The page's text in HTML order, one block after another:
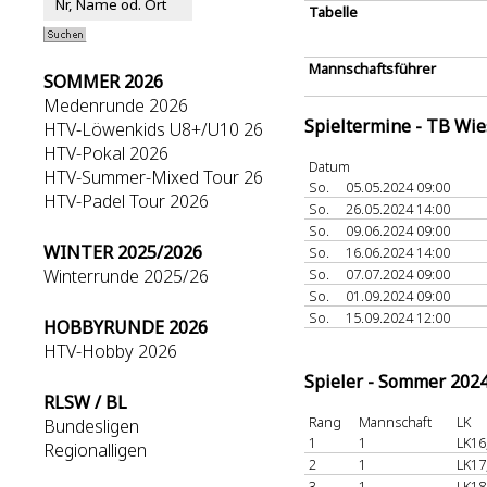
SOMMER 2026
Medenrunde 2026
HTV-Löwenkids U8+/U10 26
HTV-Pokal 2026
HTV-Summer-Mixed Tour 26
HTV-Padel Tour 2026
WINTER 2025/2026
Winterrunde 2025/26
HOBBYRUNDE 2026
HTV-Hobby 2026
RLSW / BL
Bundesligen
Regionalligen
Tabelle
Mannschaftsführer
Spieltermine - TB
Datum
So.
05.05.2024 09:00
So.
26.05.2024 14:00
So.
09.06.2024 09:00
So.
16.06.2024 14:00
So.
07.07.2024 09:00
So.
01.09.2024 09:00
So.
15.09.2024 12:00
Spieler - Sommer
Rang Mannschaft
LK
1
1
2
1